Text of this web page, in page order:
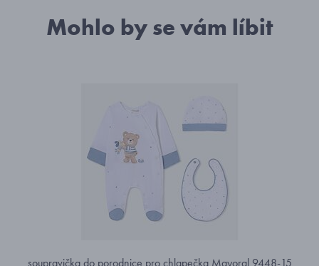
Mohlo by se vám líbit
soupravička do porodnice pro chlapečka Mayoral 9448-15